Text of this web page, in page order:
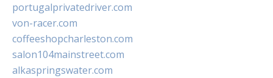
portugalprivatedriver.com
von-racer.com
coffeeshopcharleston.com
salon104mainstreet.com
alkaspringswater.com